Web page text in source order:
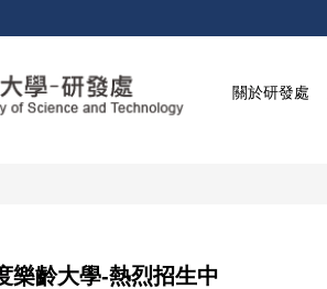
關於研發處
樂齡大學-熱烈招生中